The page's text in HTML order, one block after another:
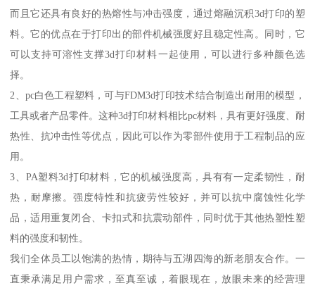
而且它还具有良好的热熔性与冲击强度，通过熔融沉积3d打印的塑
料。它的优点在于打印出的部件机械强度好且稳定性高。同时，它
可以支持可溶性支撑3d打印材料一起使用，可以进行多种颜色选
择。
2、pc白色工程塑料，可与FDM3d打印技术结合制造出耐用的模型，
工具或者产品零件。这种3d打印材料相比pc材料，具有更好强度、耐
热性、抗冲击性等优点，因此可以作为零部件使用于工程制品的应
用。
3、PA塑料3d打印材料，它的机械强度高，具有有一定柔韧性，耐
热，耐摩擦。强度特性和抗疲劳性较好，并可以抗中腐蚀性化学
品，适用重复闭合、卡扣式和抗震动部件，同时优于其他热塑性塑
料的强度和韧性。
我们全体员工以饱满的热情，期待与五湖四海的新老朋友合作。一
直秉承满足用户需求，至真至诚，着眼现在，放眼未来的经营理